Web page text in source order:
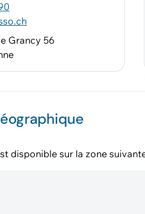
Grancy 56
disponible sur la zone